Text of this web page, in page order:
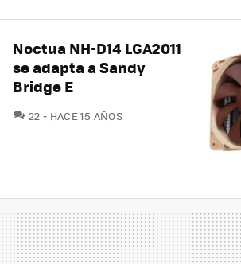
Noctua NH-D14 LGA2011
se adapta a Sandy
Bridge E
22 COMENTARIOS
HACE 15 AÑOS